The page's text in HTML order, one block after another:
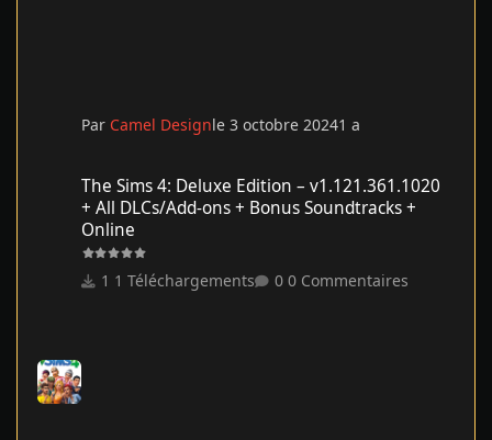
Par Camel Designle 3 octobre 20241 a
The Sims 4: Deluxe Edition – v1.121.361.1020
+ All DLCs/Add-ons + Bonus Soundtracks +
Online
1 Téléchargements 0 Commentaires